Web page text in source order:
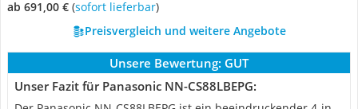
ab 691,00 € ( Sofort lieferbar)
Preisvergleich und weitere Angebote
Unsere Bewertung: GUT
Unser Fazit für Panasonic NN-CS88LBEPG: